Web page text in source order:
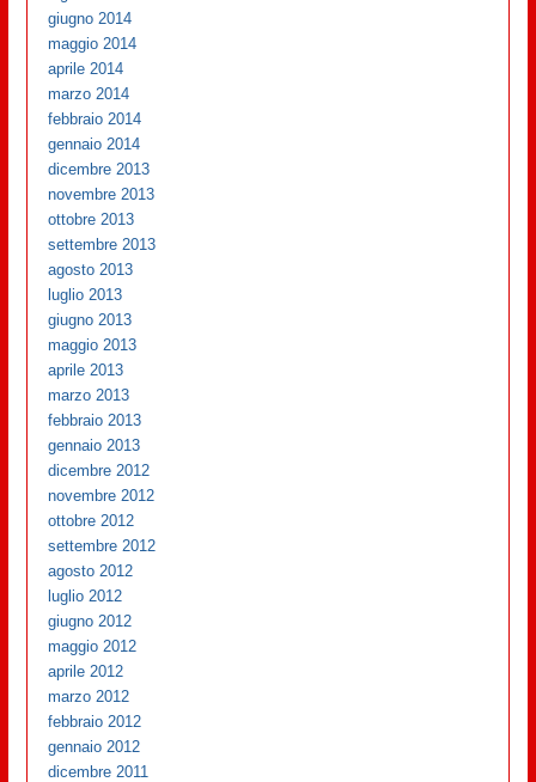
giugno 2014
maggio 2014
aprile 2014
marzo 2014
febbraio 2014
gennaio 2014
dicembre 2013
novembre 2013
ottobre 2013
settembre 2013
agosto 2013
luglio 2013
giugno 2013
maggio 2013
aprile 2013
marzo 2013
febbraio 2013
gennaio 2013
dicembre 2012
novembre 2012
ottobre 2012
settembre 2012
agosto 2012
luglio 2012
giugno 2012
maggio 2012
aprile 2012
marzo 2012
febbraio 2012
gennaio 2012
dicembre 2011